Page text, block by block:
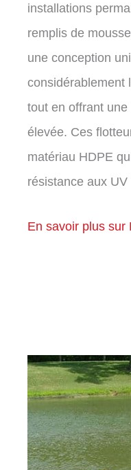
installations
remplis de
une conception
considérablement
tout en offrant
élevée. Ces
matériau HDPE
résistance aux
En savoir plus sur